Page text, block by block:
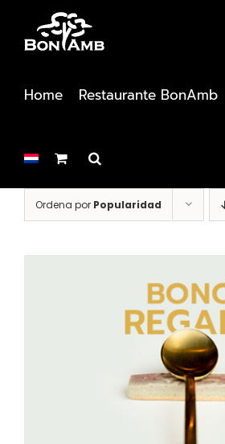
contenido
Home Restaurante BonAmb
Ordena por Popularidad
SELECCIONAR IMPORTE